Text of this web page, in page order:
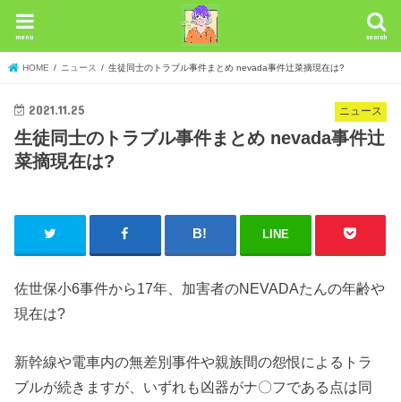
search
menu
HOME ニュース 生徒同士のトラブル事件まとめ nevada事件辻菜摘現在は?
ニュース
2021.11.25
生徒同士のトラブル事件まとめ nevada事件辻
菜摘現在は?
LINE
佐世保小6事件から17年、加害者のNEVADAたんの年齢や
現在は?
新幹線や電車内の無差別事件や親族間の怨恨によるトラ
ブルが続きますが、いずれも凶器がナ〇フである点は同